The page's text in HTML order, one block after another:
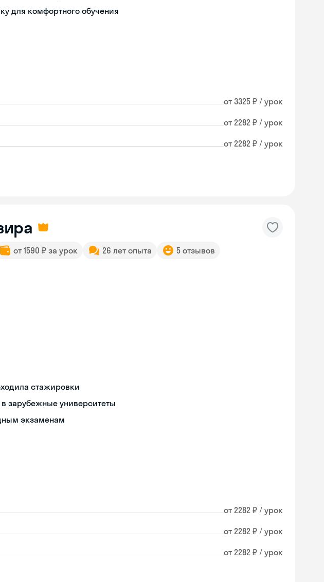
для комфортного обучения
от 3325 ₽ / урок
от 2282 ₽ / урок
от 2282 ₽ / урок
от 1590 ₽ за урок 26 лет опыта 5 отзывов
стажировки
зарубежные университеты
экзаменам
от 2282 ₽ / урок
от 2282 ₽ / урок
от 2282 ₽ / урок